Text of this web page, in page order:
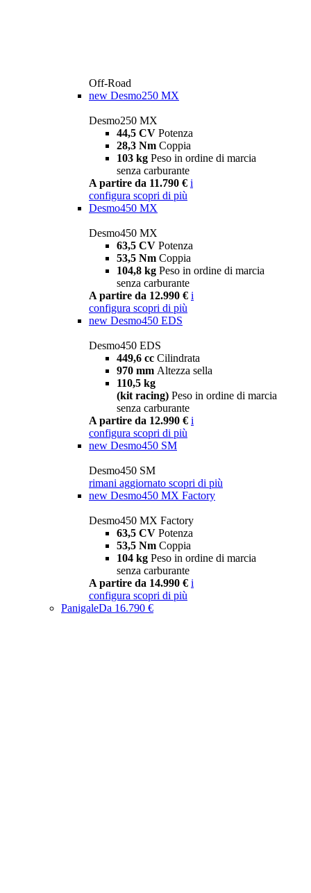
Off-Road
new Desmo250 MX
Desmo250 MX
44,5 CV Potenza
28,3 Nm Coppia
103 kg Peso in ordine di marcia
senza carburante
A partire da 11.790 € i
configura scopri di più
Desmo450 MX
Desmo450 MX
63,5 CV Potenza
53,5 Nm Coppia
104,8 kg Peso in ordine di marcia
senza carburante
A partire da 12.990 € i
configura scopri di più
new Desmo450 EDS
Desmo450 EDS
449,6 cc Cilindrata
970 mm Altezza sella
110,5 kg
(kit racing) Peso in ordine di marcia
senza carburante
A partire da 12.990 € i
configura scopri di più
new Desmo450 SM
Desmo450 SM
rimani aggiornato scopri di più
new Desmo450 MX Factory
Desmo450 MX Factory
63,5 CV Potenza
53,5 Nm Coppia
104 kg Peso in ordine di marcia
senza carburante
A partire da 14.990 € i
configura scopri di più
PanigaleDa 16.790 €